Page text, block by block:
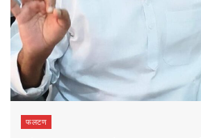
फलटण